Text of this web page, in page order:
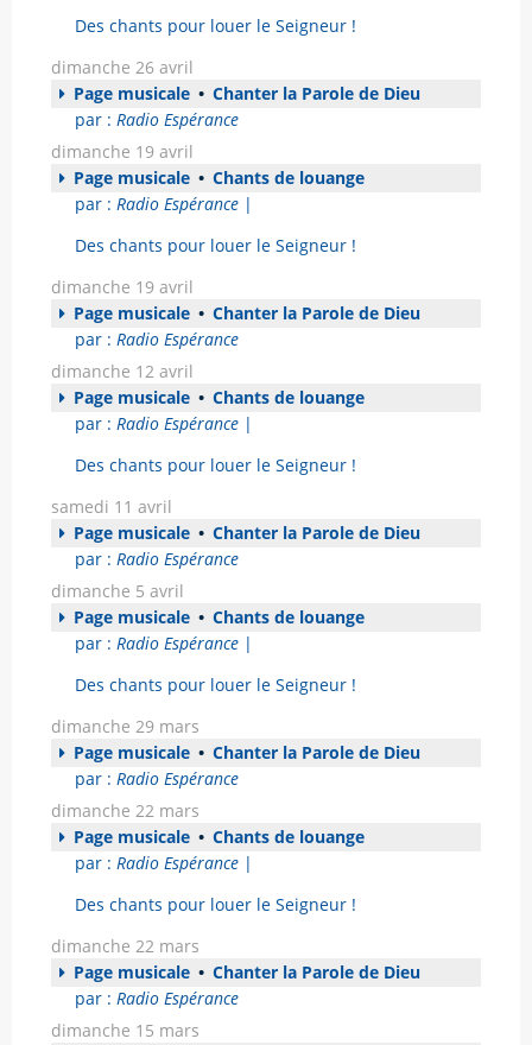
Des chants pour louer le Seigneur !
dimanche 26 avril
Page musicale • Chanter la Parole de Dieu
par : Radio Espérance
dimanche 19 avril
Page musicale • Chants de louange
par : Radio Espérance |
Des chants pour louer le Seigneur !
dimanche 19 avril
Page musicale • Chanter la Parole de Dieu
par : Radio Espérance
dimanche 12 avril
Page musicale • Chants de louange
par : Radio Espérance |
Des chants pour louer le Seigneur !
samedi 11 avril
Page musicale • Chanter la Parole de Dieu
par : Radio Espérance
dimanche 5 avril
Page musicale • Chants de louange
par : Radio Espérance |
Des chants pour louer le Seigneur !
dimanche 29 mars
Page musicale • Chanter la Parole de Dieu
par : Radio Espérance
dimanche 22 mars
Page musicale • Chants de louange
par : Radio Espérance |
Des chants pour louer le Seigneur !
dimanche 22 mars
Page musicale • Chanter la Parole de Dieu
par : Radio Espérance
dimanche 15 mars